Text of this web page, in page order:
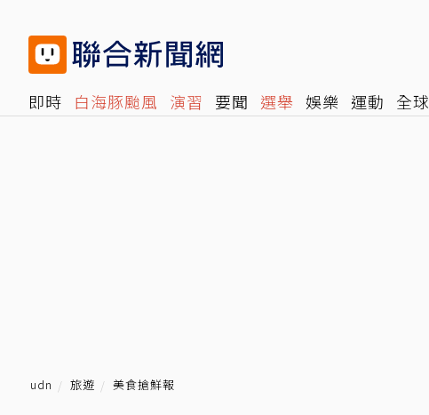
即時 白海豚颱風 演習 要聞 選舉 娛樂 運動 全球
udn 旅遊 美食搶鮮報